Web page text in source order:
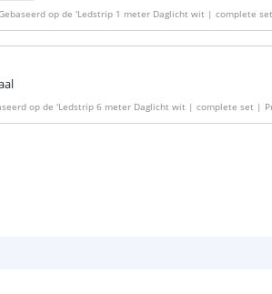
op de 'Ledstrip 1 meter Daglicht wit | complete
op de 'Ledstrip 6 meter Daglicht wit | complete set |